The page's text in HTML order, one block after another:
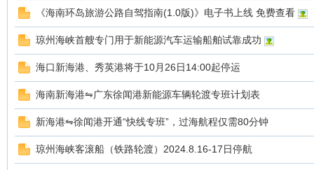
《海南环岛旅游公路自驾指南(1.0版)》电子书上线 免费查看
琼州海峡首艘专门用于新能源汽车运输船舶试靠成功
海口新海港、秀英港将于10月26日14:00起停运
海南新海港⇋广东徐闻港新能源车辆轮渡专班计划表
新海港⇋徐闻港开通“快线专班”，过海航程仅需80分钟
琼州海峡客滚船（铁路轮渡）2024.8.16-17日停航